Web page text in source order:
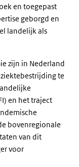
en toegepast
geborgd en
landelijk als
zijn in Nederland
te
en het traject
bovenregionale
van dit
voor